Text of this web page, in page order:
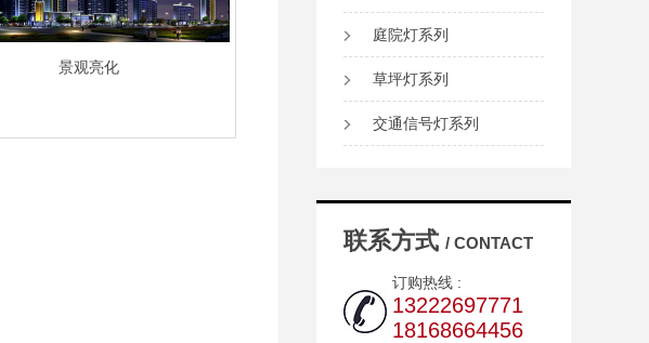
景观亮化
庭院灯系列
草坪灯系列
交通信号灯系列
联系方式 / CONTACT
订购热线 :
13222697771
18168664456